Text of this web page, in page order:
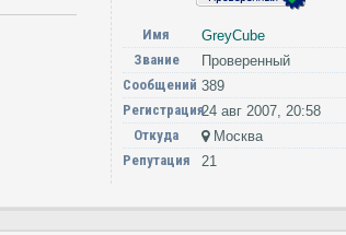
Имя
GreyCube
Звание
Проверенный
Сообщений 389
Регистрация24 авг 2007, 20:58
Откуда
Москва
Репутация
21